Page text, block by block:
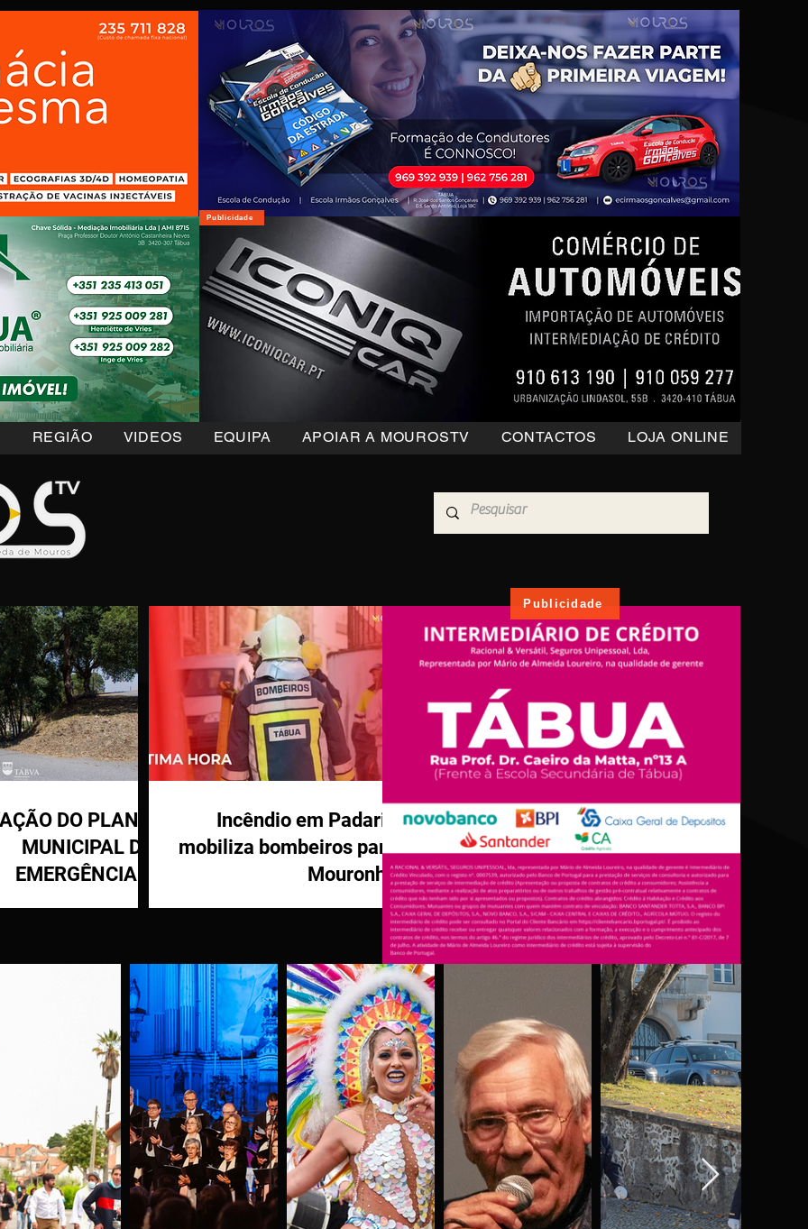
REGIÃO VIDEOS EQUIPA APOIAR A MOUROSTV CONTACTOS LOJA ONLINE
Publicidade
DO PLANO
MUNICIPAL DE
EMERGÊNCIA E
Incêndio em Padaria
mobiliza bombeiros para
Mouronho
Publicidade